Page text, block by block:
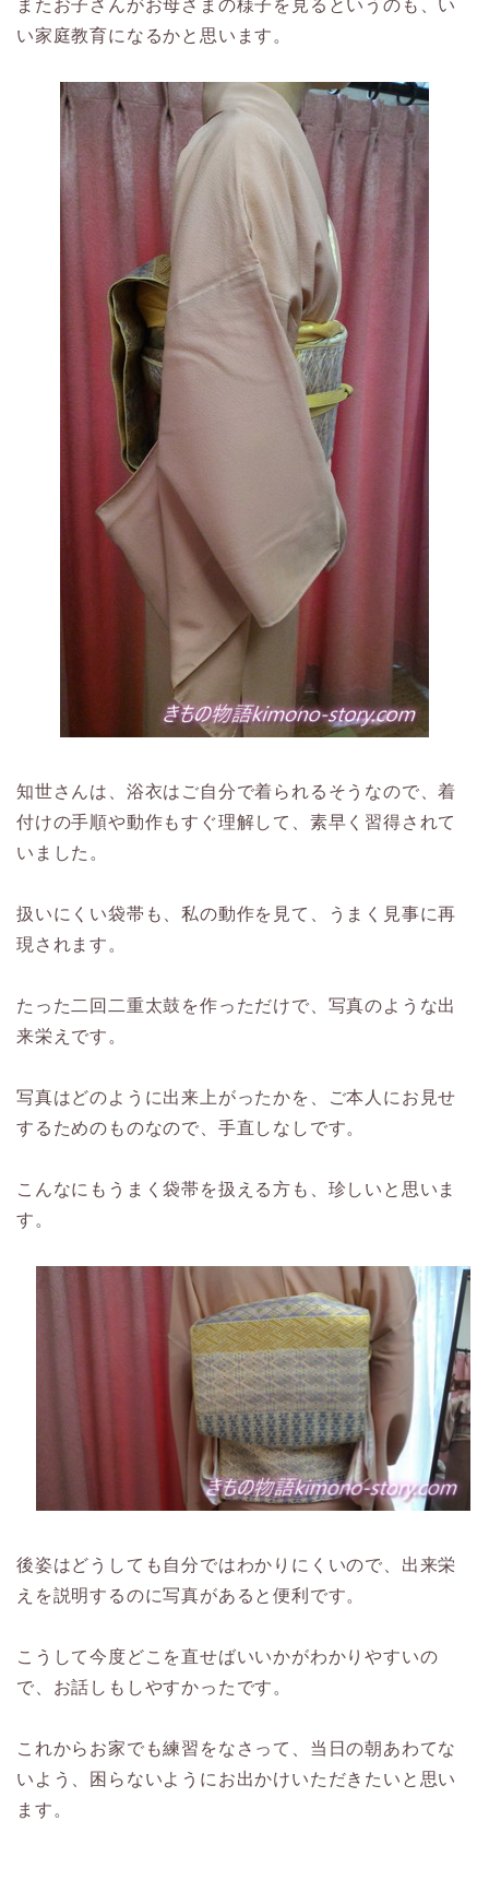
またお子さんがお母さまの様子を見るというのも、い
い家庭教育になるかと思います。
知世さんは、浴衣はご自分で着られるそうなので、着
付けの手順や動作もすぐ理解して、素早く習得されて
いました。
扱いにくい袋帯も、私の動作を見て、うまく見事に再
現されます。
たった二回二重太鼓を作っただけで、写真のような出
来栄えです。
写真はどのように出来上がったかを、ご本人にお見せ
するためのものなので、手直しなしです。
こんなにもうまく袋帯を扱える方も、珍しいと思いま
す。
後姿はどうしても自分ではわかりにくいので、出来栄
えを説明するのに写真があると便利です。
こうして今度どこを直せばいいかがわかりやすいの
で、お話しもしやすかったです。
これからお家でも練習をなさって、当日の朝あわてな
いよう、困らないようにお出かけいただきたいと思い
ます。